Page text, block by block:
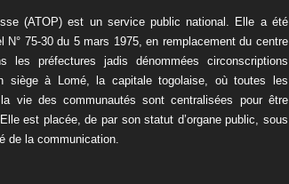
(ATOP) est un service public national. Elle a été
N° 75-30 du 5 mars 1975, en remplacement du centre
les préfectures jadis dénommées circonscriptions
siège à Lomé, la capitale togolaise, où toutes les
vie des communautés sont centralisées pour être
est placée, de par son statut d’organe public, sous
de la communication.